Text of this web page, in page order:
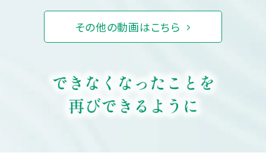
その他の動画はこちら